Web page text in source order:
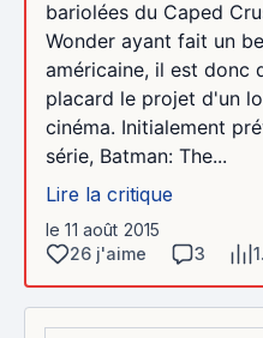
bariolées du Caped
Wonder ayant fait un
américaine, il est donc
placard le projet d'un
cinéma. Initialement
série, Batman: The...
Lire la critique
le 11 août 2015
26 j'aime
3